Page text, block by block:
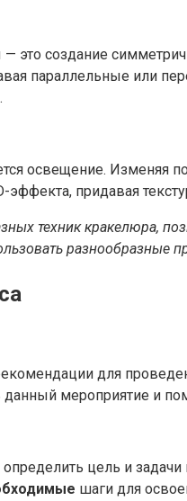
это создание
параллельные или
освещение. Изменяя
придавая
техник кракелюра,
разнообразные
для
мероприятие и
цель и
шаги для